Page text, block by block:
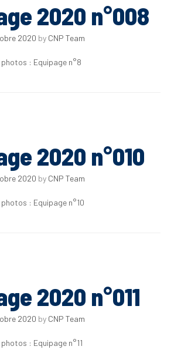
2020 n°008
2020 by CNP Team
photos : Equipage n°8
2020 n°010
2020 by CNP Team
: Equipage n°10
2020 n°011
2020 by CNP Team
: Equipage n°11